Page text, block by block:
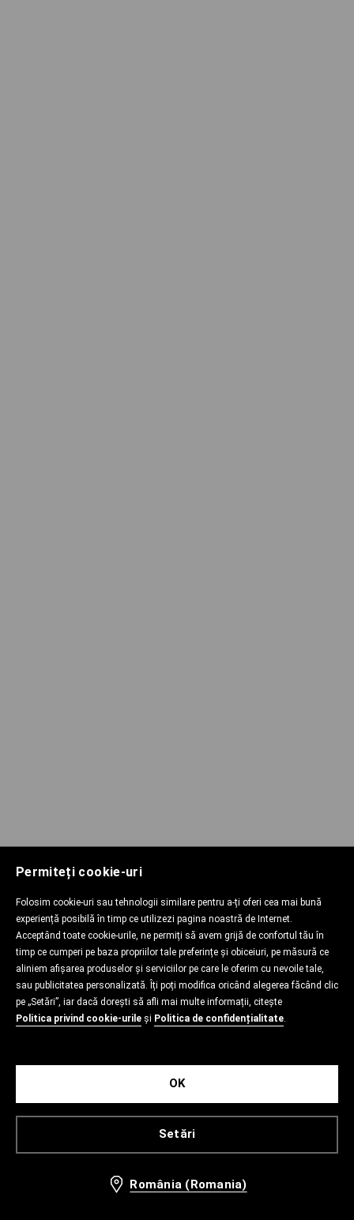
Permiteți cookie-uri
Folosim cookie-uri sau tehnologii similare pentru a-ți oferi cea mai bună
experiență posibilă în timp ce utilizezi pagina noastră de Internet.
Acceptând toate cookie-urile, ne permiți să avem grijă de confortul tău în
timp ce cumperi pe baza propriilor tale preferințe și obiceiuri, pe măsură ce
aliniem afișarea produselor și serviciilor pe care le oferim cu nevoile tale,
sau publicitatea personalizată. Îți poți modifica oricând alegerea făcând clic
pe „Setări”, iar dacă dorești să afli mai multe informații, citește
Politica privind cookie-urile și Politica de confidențialitate.
Setări
OK
România (Romania)